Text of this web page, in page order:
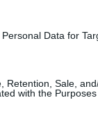
Data for
Retention, Sale,
with the
a
és